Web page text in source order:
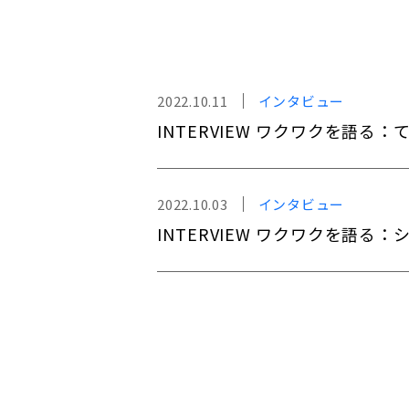
2022.10.11 インタビュー
INTERVIEW ワクワクを語る：
2022.10.03 インタビュー
INTERVIEW ワクワクを語る：